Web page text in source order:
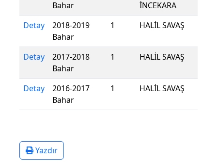
Bahar
İNCEKARA
Detay
2018-2019
Bahar
1 HALİL SAVAŞ
Detay
2017-2018
Bahar
1 HALİL SAVAŞ
Detay
2016-2017
Bahar
1 HALİL SAVAŞ
Yazdır